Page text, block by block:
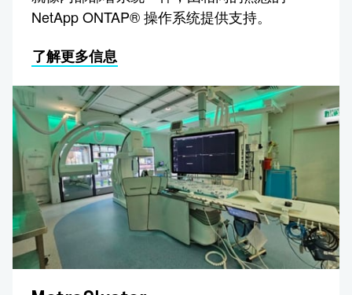
NetApp ONTAP® 操作系统提供支持。
了解更多信息